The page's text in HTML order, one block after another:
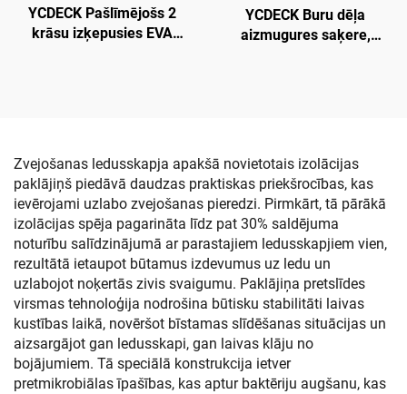
YCDECK Pašlīmējošs 2
krāsu izķepusies EVA
YCDECK Buru dēļa
aizmugures saķere,
Zvejošanas ledusskapja apakšā novietotais izolācijas
paklājiņš piedāvā daudzas praktiskas priekšrocības, kas
ievērojami uzlabo zvejošanas pieredzi. Pirmkārt, tā pārākā
izolācijas spēja pagarināta līdz pat 30% saldējuma
noturību salīdzinājumā ar parastajiem ledusskapjiem vien,
rezultātā ietaupot būtamus izdevumus uz ledu un
uzlabojot noķertās zivis svaigumu. Paklājiņa pretslīdes
virsmas tehnoloģija nodrošina būtisku stabilitāti laivas
kustības laikā, novēršot bīstamas slīdēšanas situācijas un
aizsargājot gan ledusskapi, gan laivas klāju no
bojājumiem. Tā speciālā konstrukcija ietver
pretmikrobiālas īpašības, kas aptur baktēriju augšanu, kas